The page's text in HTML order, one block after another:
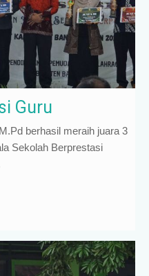
Guru
berhasil meraih juara 3
Sekolah Berprestasi